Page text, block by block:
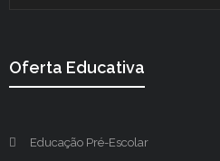
Oferta Educativa
Educação Pré-Escolar